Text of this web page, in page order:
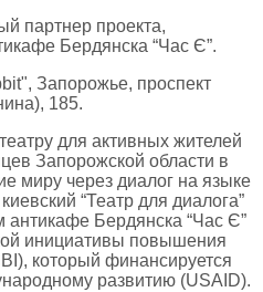
партнер проекта,
Бердянска “Час Є”.
Запорожье, проспект
185.
для активных жителей
Запорожской области в
миру через диалог на языке
“Театр для диалога”
антикафе Бердянска “Час Є”
инициативы повышения
который финансируется
развитию (USAID).